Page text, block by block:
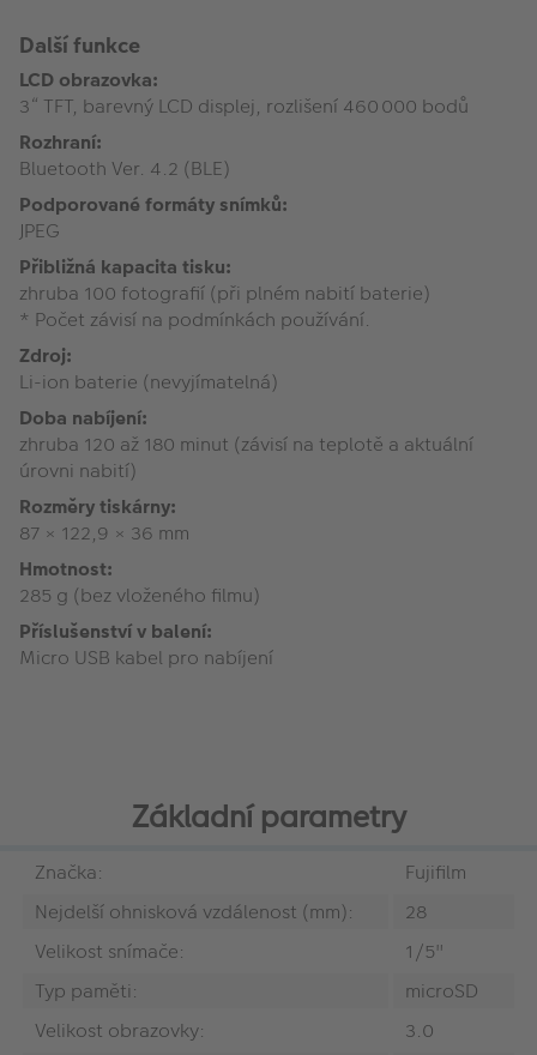
Další funkce
LCD obrazovka:
3“ TFT, barevný LCD displej, rozlišení 460 000 bodů
Rozhraní:
Bluetooth Ver. 4.2 (BLE)
Podporované formáty snímků:
JPEG
Přibližná kapacita tisku:
zhruba 100 fotografií (při plném nabití baterie)
* Počet závisí na podmínkách používání.
Zdroj:
Li-ion baterie (nevyjímatelná)
Doba nabíjení:
zhruba 120 až 180 minut (závisí na teplotě a aktuální
úrovni nabití)
Rozměry tiskárny:
87 × 122,9 × 36 mm
Hmotnost:
285 g (bez vloženého filmu)
Příslušenství v balení:
Micro USB kabel pro nabíjení
Základní parametry
Značka:
Fujifilm
Nejdelší ohnisková vzdálenost (mm):
28
Velikost snímače:
1/5"
Typ paměti:
microSD
Velikost obrazovky:
3.0